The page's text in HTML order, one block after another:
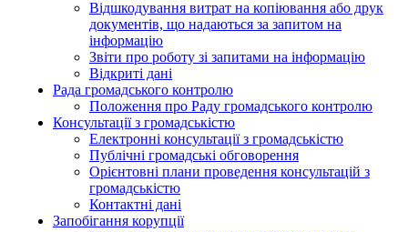
Відшкодування витрат на копіювання або друк
документів, що надаються за запитом на
інформацію
Звіти про роботу зі запитами на інформацію
Відкриті дані
Рада громадського контролю
Положення про Раду громадського контролю
Консультації з громадськістю
Електронні консультації з громадськістю
Публічні громадські обговорення
Орієнтовні плани проведення консультацій з
громадськістю
Контактні дані
Запобігання корупції